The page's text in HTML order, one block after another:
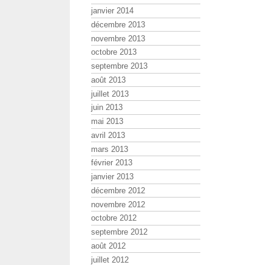
janvier 2014
décembre 2013
novembre 2013
octobre 2013
septembre 2013
août 2013
juillet 2013
juin 2013
mai 2013
avril 2013
mars 2013
février 2013
janvier 2013
décembre 2012
novembre 2012
octobre 2012
septembre 2012
août 2012
juillet 2012